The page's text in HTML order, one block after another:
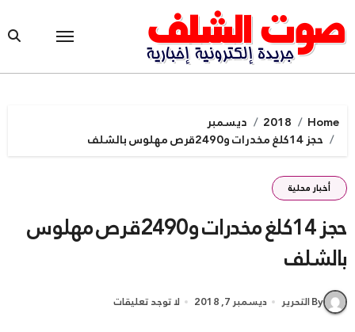
to
content
Home
2018
ديسمبر
حجز 14كلغ مخدرات و2490قرص مهلوس بالشلف
أخبار محلية
حجز 14كلغ مخدرات و2490قرص مهلوس
بالشلف
By التحرير ديسمبر 7, 2018 لا توجد تعليقات